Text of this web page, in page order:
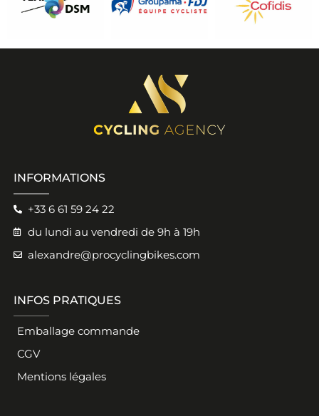
INFORMATIONS
+33 6 61 59 24 22
du lundi au vendredi de 9h à 19h
alexandre@procyclingbikes.com
INFOS PRATIQUES
Emballage commande
CGV
Mentions légales